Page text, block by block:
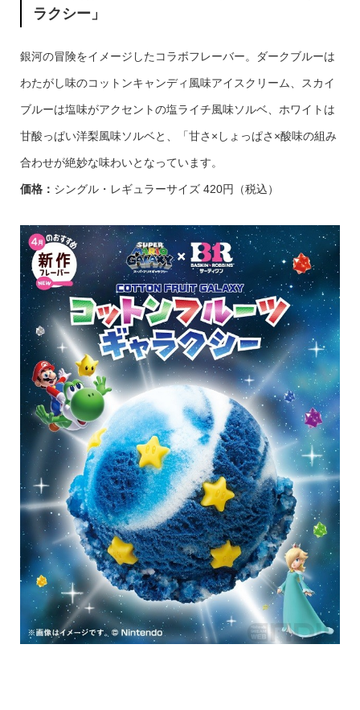
ラクシー」
銀河の冒険をイメージしたコラボフレーバー。ダークブルーは
わたがし味のコットンキャンディ風味アイスクリーム、スカイ
ブルーは塩味がアクセントの塩ライチ風味ソルベ、ホワイトは
甘酸っぱい洋梨風味ソルベと、「甘さ×しょっぱさ×酸味の組み
合わせが絶妙な味わいとなっています。
価格： シングル・レギュラーサイズ 420円（税込）